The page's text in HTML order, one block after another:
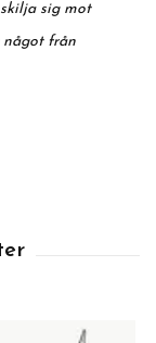
sig mot
något från